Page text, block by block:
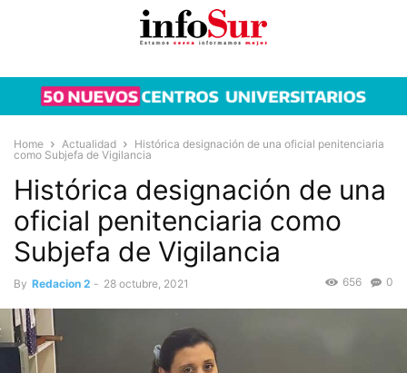
Home Actualidad
Histórica designación de una oficial penitenciaria
como Subjefa de Vigilancia
Histórica designación de una
oficial penitenciaria como
Subjefa de Vigilancia
By Redacion 2 - 28 octubre, 2021 0
656